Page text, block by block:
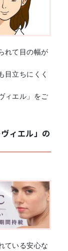
れて目の幅が
目立ちにくく
ィエル」をご
ィエル」の
ている安心な